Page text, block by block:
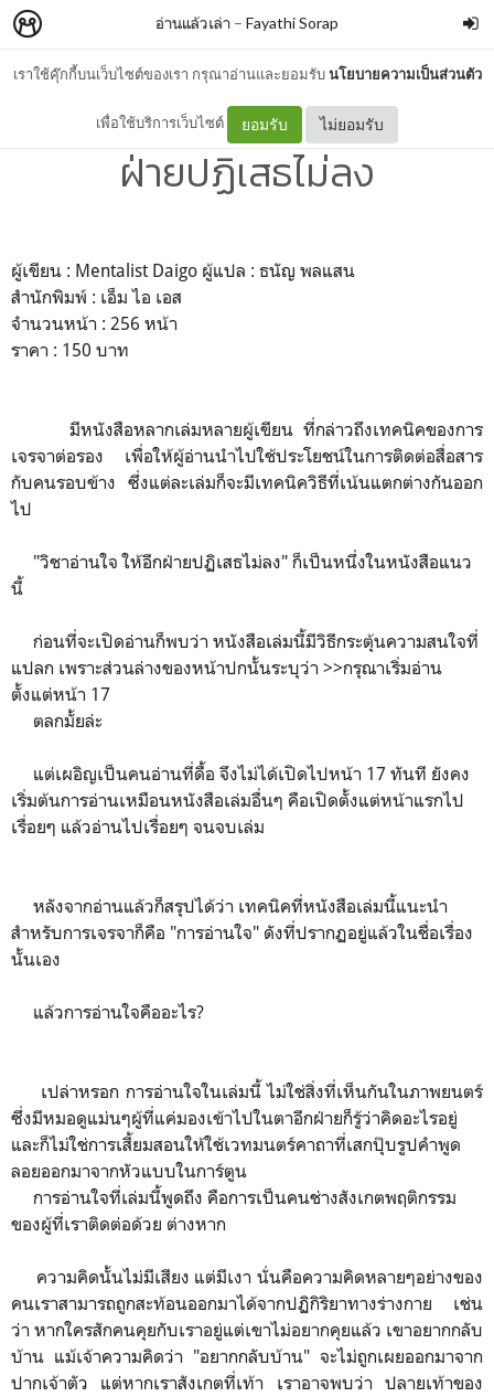
เราใช้คุ๊กกี้บนเว็บไซต์ของเรา กรุณาอ่านและยอมรับนโยบายความเป็นส่วนตัว
เพื่อใช้บริการเว็บไซต์ ยอมรับ ไม่ยอมรับ
อ่านแล้วเล่า – Fayathi Sorap
อ่านแล้วเล่า : วิชาอ่านใจ ให้อีก
ฝ่ายปฏิเสธไม่ลง
ผู้เขียน : Mentalist Daigo ผู้แปล : ธนัญ พลแสน
สำนักพิมพ์ : เอ็ม ไอ เอส
จำนวนหน้า : 256 หน้า
ราคา : 150 บาท
มีหนังสือหลากเล่มหลายผู้เขียน ที่กล่าวถึงเทคนิคของการ
เจรจาต่อรอง เพื่อให้ผู้อ่านนำไปใช้ประโยชน์ในการติดต่อสื่อสาร
กับคนรอบข้าง ซึ่งแต่ละเล่มก็จะมีเทคนิควิธีที่เน้นแตกต่างกันออก
ไป
"วิชาอ่านใจ ให้อีกฝ่ายปฏิเสธไม่ลง" ก็เป็นหนึ่งในหนังสือแนว
นี้
ก่อนที่จะเปิดอ่านก็พบว่า หนังสือเล่มนี้มีวิธีกระตุ้นความสนใจที่
แปลก เพราะส่วนล่างของหน้าปกนั้นระบุว่า >>กรุณาเริ่มอ่าน
ตั้งแต่หน้า 17
ตลกมั้ยล่ะ
แต่เผอิญเป็นคนอ่านที่ดื้อ จึงไม่ได้เปิดไปหน้า 17 ทันที ยังคง
เริ่มต้นการอ่านเหมือนหนังสือเล่มอื่นๆ คือเปิดตั้งแต่หน้าแรกไป
เรื่อยๆ แล้วอ่านไปเรื่อยๆ จนจบเล่ม
หลังจากอ่านแล้วก็สรุปได้ว่า เทคนิคที่หนังสือเล่มนี้แนะนำ
สำหรับการเจรจาก็คือ "การอ่านใจ" ดังที่ปรากฏอยู่แล้วในชื่อเรื่อง
นั้นเอง
แล้วการอ่านใจคืออะไร?
เปล่าหรอก การอ่านใจในเล่มนี้ ไม่ใช่สิ่งที่เห็นกันในภาพยนตร์
ซึ่งมีหมอดูแม่นๆผู้ที่แค่มองเข้าไปในตาอีกฝ่ายก็รู้ว่าคิดอะไรอยู่
และก็ไม่ใช่การเสี้ยมสอนให้ใช้เวทมนตร์คาถาที่เสกปุ๊บรูปคำพูด
ลอยออกมาจากหัวแบบในการ์ตูน
การอ่านใจที่เล่มนี้พูดถึง คือการเป็นคนช่างสังเกตพฤติกรรม
ของผู้ที่เราติดต่อด้วย ต่างหาก
ความคิดนั้นไม่มีเสียง แต่มีเงา นั่นคือความคิดหลายๆอย่างของ
คนเราสามารถถูกสะท้อนออกมาได้จากปฏิกิริยาทางร่างกาย เช่น
ว่า หากใครสักคนคุยกับเราอยู่แต่เขาไม่อยากคุยแล้ว เขาอยากกลับ
บ้าน แม้เจ้าความคิดว่า "อยากกลับบ้าน" จะไม่ถูกเผยออกมาจาก
ปากเจ้าตัว แต่หากเราสังเกตที่เท้า เราอาจพบว่า ปลายเท้าของ